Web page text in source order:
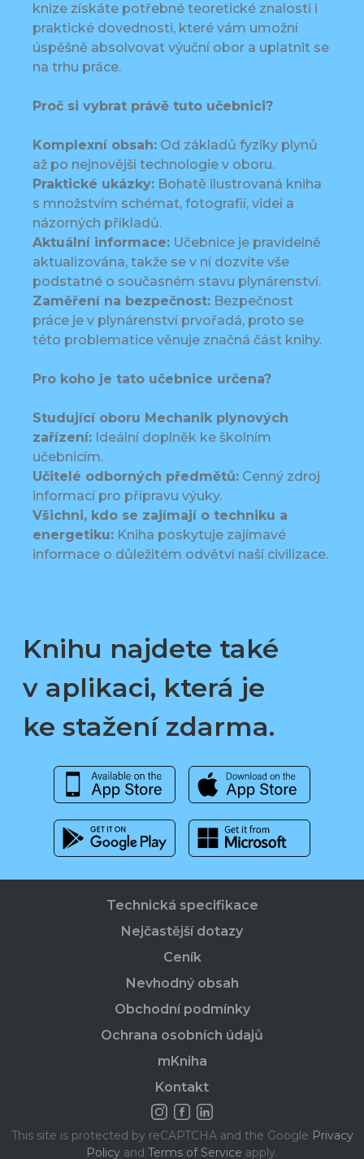
knize získáte potřebné teoretické znalosti i
praktické dovednosti, které vám umožní
úspěšně absolvovat výuční obor a uplatnit se
na trhu práce.
Proč si vybrat právě tuto učebnici?
Komplexní obsah: Od základů fyziky plynů
až po nejnovější technologie v oboru.
Praktické ukázky: Bohatě ilustrovaná kniha
s množstvím schémat, fotografií, videí a
názorných příkladů.
Aktuální informace: Učebnice je pravidelně
aktualizována, takže se v ní dozvíte vše
podstatné o současném stavu plynárenství.
Zaměření na bezpečnost: Bezpečnost
práce je v plynárenství prvořadá, proto se
této problematice věnuje značná část knihy.
Pro koho je tato učebnice určena?
Studující oboru Mechanik plynových
zařízení: Ideální doplněk ke školním
učebnicím.
Učitelé odborných předmětů: Cenný zdroj
informací pro přípravu výuky.
Všichni, kdo se zajímají o techniku a
energetiku: Kniha poskytuje zajímavé
informace o důležitém odvětví naší civilizace.
Knihu najdete také
v aplikaci, která je
ke stažení zdarma.
Technická specifikace
Nejčastější dotazy
Ceník
Nevhodný obsah
Obchodní podmínky
Ochrana osobních údajů
mKniha
Kontakt
This site is protected by reCAPTCHA and the Google Privacy
Policy and Terms of Service apply.